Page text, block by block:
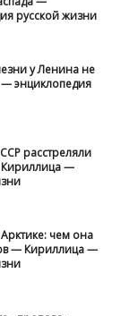
святых
которые
и благочестия.
мы видим